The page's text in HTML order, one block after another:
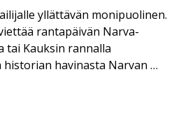
yllättävän monipuolinen.
rantapäivän Narva-
tai Kauksin rannalla
historian havinasta Narvan …